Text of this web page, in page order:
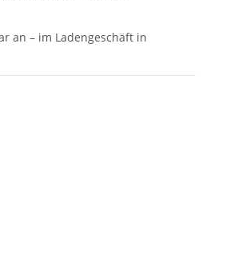
an – im Ladengeschäft in